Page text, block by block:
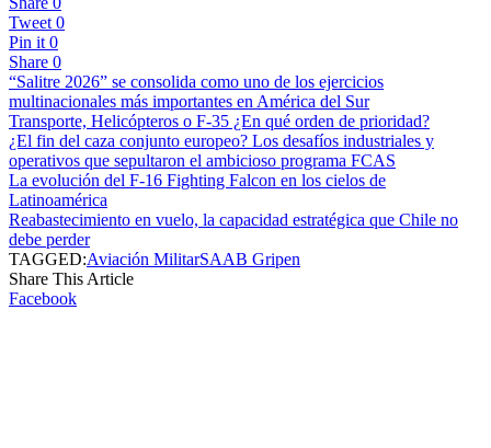
Tweet 0
Pin it 0
Share 0
“Salitre 2026” se consolida como uno de los ejercicios
multinacionales más importantes en América del Sur
Transporte, Helicópteros o F-35 ¿En qué orden de prioridad?
¿El fin del caza conjunto europeo? Los desafíos industriales y
operativos que sepultaron el ambicioso programa FCAS
La evolución del F-16 Fighting Falcon en los cielos de
Latinoamérica
Reabastecimiento en vuelo, la capacidad estratégica que Chile no
debe perder
TAGGED:Aviación MilitarSAAB Gripen
Share This Article
Facebook